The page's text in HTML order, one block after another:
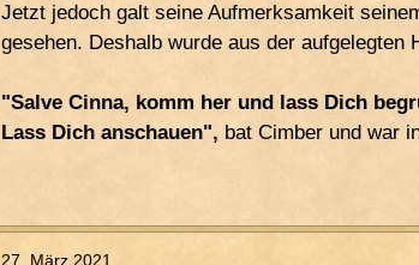
Jetzt jedoch galt seine Aufmerksamkeit
gesehen. Deshalb wurde aus der
"Salve Cinna, komm her und lass Dich
Lass Dich anschauen", bat Cimber und war
27. März 2021